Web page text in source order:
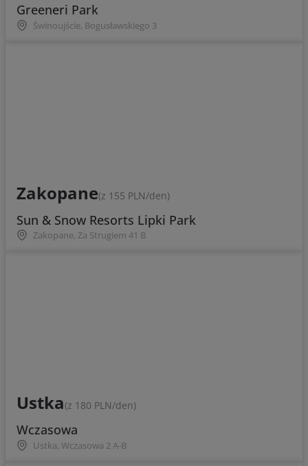
Greeneri Park
Świnoujście, Bogusławskiego 3
Zakopane(z 155 PLN/den)
Sun & Snow Resorts Lipki Park
Zakopane, Za Strugiem 41 B
Ustka(z 180 PLN/den)
Wczasowa
Ustka, Wczasowa 2 A-B